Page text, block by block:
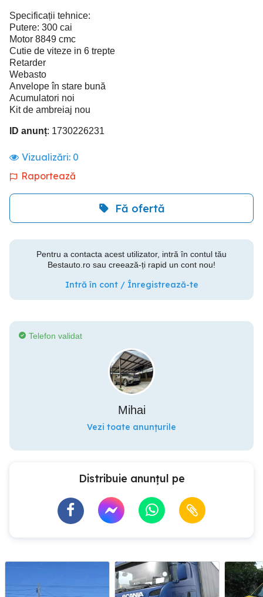
Specificații tehnice:
Putere: 300 cai
Motor 8849 cmc
Cutie de viteze in 6 trepte
Retarder
Webasto
Anvelope în stare bună
Acumulatori noi
Kit de ambreiaj nou
ID anunț: 1730226231
Vizualizări: 0
Raportează
Fă ofertă
Pentru a contacta acest utilizator, intră în contul tău
Bestauto.ro sau creează-ți rapid un cont nou!
Intră în cont / Înregistrează-te
Telefon validat
Mihai
Vezi toate anunțurile
Distribuie anunțul pe